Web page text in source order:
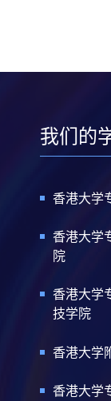
我们的
香港大学
香港大学
院
香港大学
技学院
香港大学
香港大学